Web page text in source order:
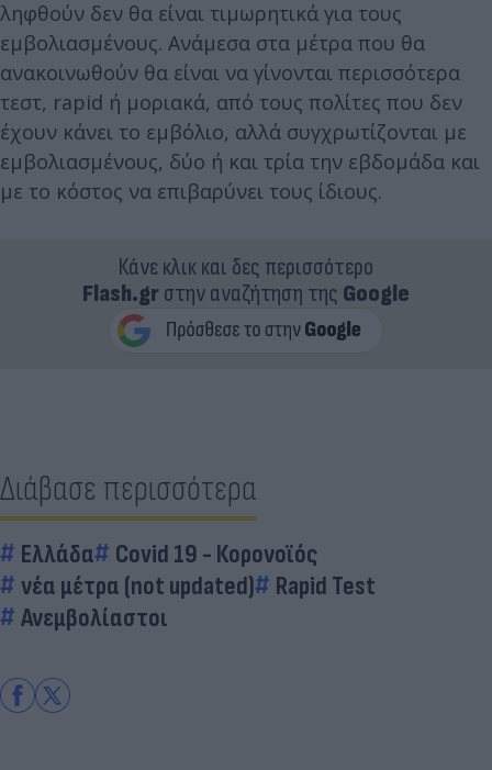
ληφθούν δεν θα είναι τιμωρητικά για τους
εμβολιασμένους. Ανάμεσα στα μέτρα που θα
ανακοινωθούν θα είναι να γίνονται περισσότερα
τεστ, rapid ή μοριακά, από τους πολίτες που δεν
έχουν κάνει το εμβόλιο, αλλά συγχρωτίζονται με
εμβολιασμένους, δύο ή και τρία την εβδομάδα και
με το κόστος να επιβαρύνει τους ίδιους.
Κάνε κλικ και δες περισσότερο
Flash.grστην αναζήτηση της Google
Διάβασε περισσότερα
Ελλάδα
Covid 19 - Κορονοϊός
νέα μέτρα (not updated)
Rapid Test
Ανεμβολίαστοι